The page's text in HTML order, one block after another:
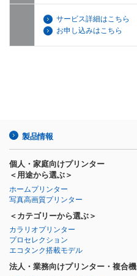
サービス詳細はこちら
お申し込みはこちら
製品情報
個人・家庭向けプリンター
＜用途から選ぶ＞
ホームプリンター
写真高画質プリンター
＜カテゴリーから選ぶ＞
カラリオプリンター
プロセレクション
エコタンク搭載モデル
法人・業務向けプリンター・複合機